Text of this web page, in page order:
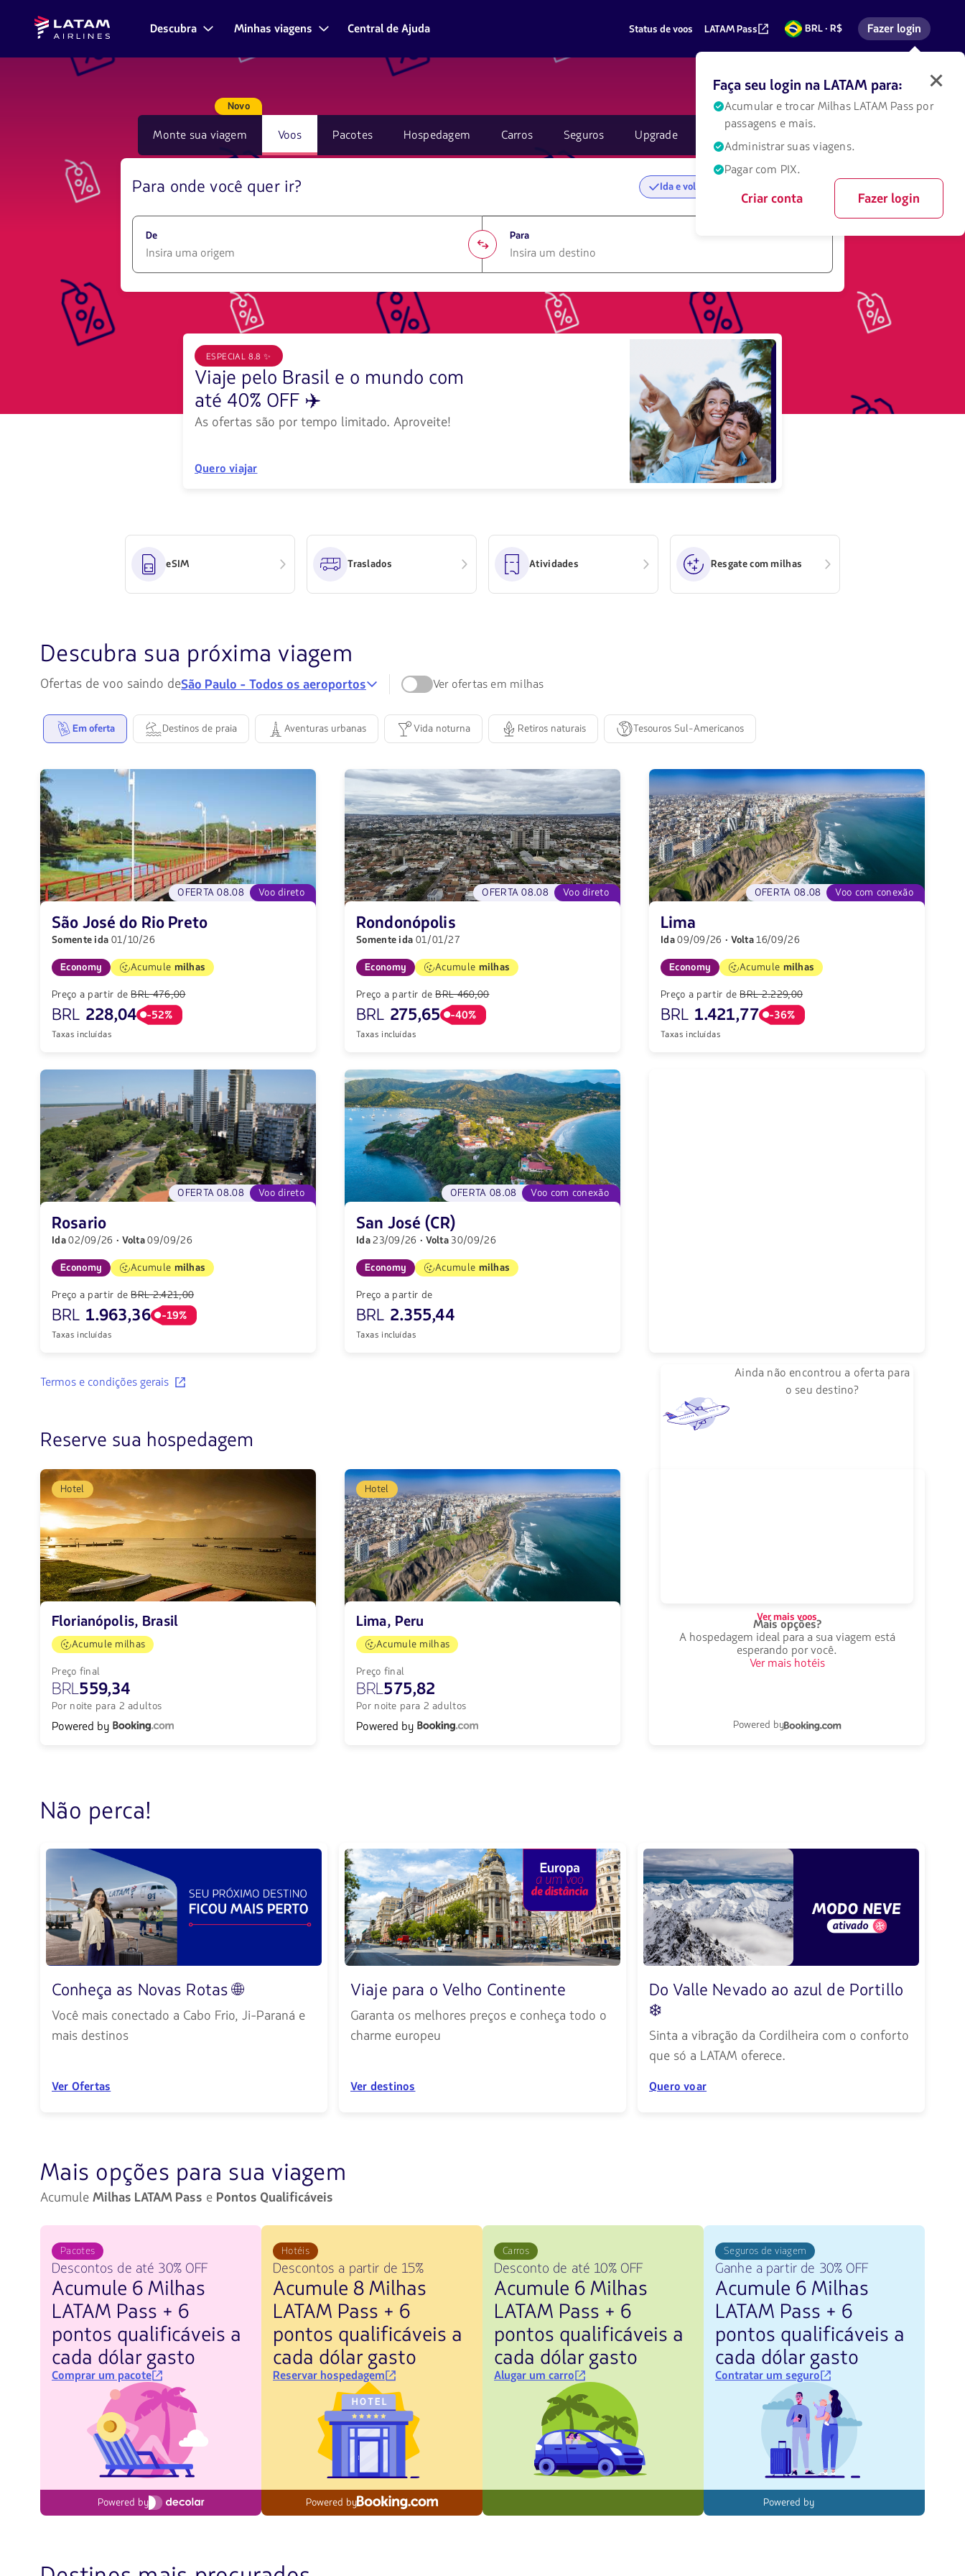
conteúdo
principal.
compra
Navegação
seções
Latam
Airlines
Descubra Minhas viagens Central de Ajuda Status de voos LATAM Pass BRL · R$
Reais Entrar na minha
Fazer login
Faça
login
LATAM
para
obter
diversos
Faça seu login na LATAM para:
Acumular e trocar Milhas LATAM Pass por
passagens e mais.
Administrar suas viagens.
Pagar com PIX.
Criar conta Fazer login
Novo
Monte sua viagem Voos Pacotes Hospedagem Carros Seguros Upgrade eSIM
Para onde você quer ir? Ida e volta
De
1580
navegar
Para
1580
Usa
ESPECIAL 8.8 ✨
Viaje pelo Brasil e o mundo com
até 40% OFF ✈️
As ofertas são por tempo limitado. Aproveite!
Quero viajar
eSIM Traslados Atividades Resgate com milhas
Descubra sua próxima viagem
sua
próxima
viagem:
encontre
ofertas
para
um
novo
destino
Ofertas de voo saindo deSão Paulo - Todos os aeroportos Ver ofertas em milhas
Em oferta Destinos de praia Aventuras urbanas Vida noturna Retiros naturais Tesouros Sul-Americanos
Voo direto
OFERTA 08.08
São José do Rio Preto
Somente ida 01/10/26
Economy
Acumule milhas
Preço a partir deBRL 476,00
BRL 228,04 -52%
Taxas incluídas
Voo direto
OFERTA 08.08
Rondonópolis
Somente ida 01/01/27
Economy
Acumule milhas
Preço a partir deBRL 460,00
BRL 275,65 -40%
Taxas incluídas
Voo com conexão
OFERTA 08.08
Lima
Ida09/09/26 · Volta16/09/26
Economy
Acumule milhas
Preço a partir deBRL 2.229,00
BRL 1.421,77 -36%
Taxas incluídas
Voo direto
OFERTA 08.08
Rosario
Ida02/09/26 · Volta09/09/26
Economy
Acumule milhas
Preço a partir deBRL 2.421,00
BRL 1.963,36 -19%
Taxas incluídas
Voo com conexão
OFERTA 08.08
San José (CR)
Ida23/09/26 · Volta 30/09/26
Economy
Acumule milhas
Preço a partir de
BRL 2.355,44
Taxas incluídas
Ainda não encontrou a oferta para
o seu destino?
Ver mais voos
Conhecer
condições
de
recomendados.
Termos e condições gerais
Reserve sua hospedagem
Hotel
Florianópolis, Brasil
Acumule milhas
Preço final
BRL559,34
Por noite para 2 adultos
Powered by
Hotel
Lima, Peru
Acumule milhas
Preço final
BRL575,82
Por noite para 2 adultos
Powered by
Mais opções?
A hospedagem ideal para a sua viagem está
esperando por você.
Ver mais hotéis
Powered by
Não perca!
Conheça as Novas Rotas 🌐
Você mais conectado a Cabo Frio, Ji-Paraná e
mais destinos
Ver Ofertas
Viaje para o Velho Continente
Garanta os melhores preços e conheça todo o
charme europeu
Ver destinos
Do Valle Nevado ao azul de Portillo
❄️
Sinta a vibração da Cordilheira com o conforto
que só a LATAM oferece.
Quero voar
Mais opções para sua viagem
Acumule Milhas LATAM Pass e Pontos Qualificáveis
Pacotes
Descontos de até 30% OFF
Acumule 6 Milhas
LATAM Pass + 6
pontos qualificáveis a
cada dólar gasto
Comprar um pacote
Powered by
Hotéis
Descontos a partir de 15%
Acumule 8 Milhas
LATAM Pass + 6
pontos qualificáveis a
cada dólar gasto
Reservar hospedagem
Powered by
Carros
Desconto de até 10% OFF
Acumule 6 Milhas
LATAM Pass + 6
pontos qualificáveis a
cada dólar gasto
Alugar um carro
Seguros de viagem
Ganhe a partir de 30% OFF
Acumule 6 Milhas
LATAM Pass + 6
pontos qualificáveis a
cada dólar gasto
Contratar um seguro
Powered by